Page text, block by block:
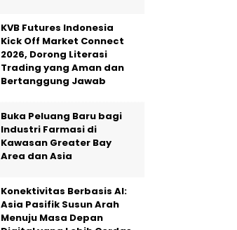
KVB Futures Indonesia
Kick Off Market Connect
2026, Dorong Literasi
Trading yang Aman dan
Bertanggung Jawab
Buka Peluang Baru bagi
Industri Farmasi di
Kawasan Greater Bay
Area dan Asia
Konektivitas Berbasis AI:
Asia Pasifik Susun Arah
Menuju Masa Depan